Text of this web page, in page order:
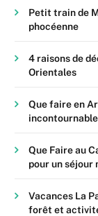
Petit train de
phocéenne
4 raisons de
Orientales
Que faire en
Que Faire au
pour un séjour
Vacances La
forêt et